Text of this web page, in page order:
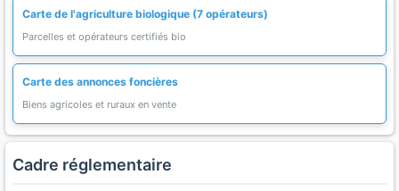
Carte de l'agriculture biologique (7 opérateurs)
Parcelles et opérateurs certifiés bio
Carte des annonces foncières
Biens agricoles et ruraux en vente
Cadre réglementaire